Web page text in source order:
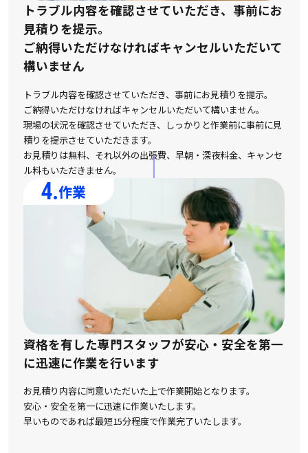
トラブル内容を確認させていただき、事前にお
見積りを提示。
ご納得いただけなければキャンセルいただいて
構いません
トラブル内容を確認させていただき、事前にお見積りを提示。
ご納得いただけなければキャンセルいただいて構いません。
現場の状況を確認させていただき、しっかりと作業前に事前に見
積りを提示させていただきます。
お見積りは無料、それ以外の出張費、早朝・深夜料金、キャンセ
ル料もいただきません。
4.作業
資格を有した専門スタッフが安心・安全を第一
に迅速に作業を行います
お見積り内容に同意いただいた上で作業開始となります。
安心・安全を第一に迅速に作業いたします。
早いものであれば最短15分程度で作業完了いたします。